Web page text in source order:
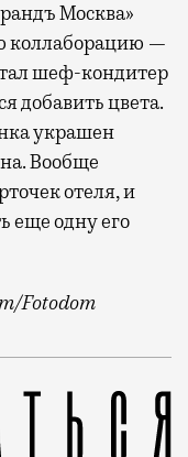
Москва»
коллаборацию —
шеф-кондитер
добавить цвета.
украшен
Вообще
отеля, и
еще одну его
Fotodom
еще два. Не